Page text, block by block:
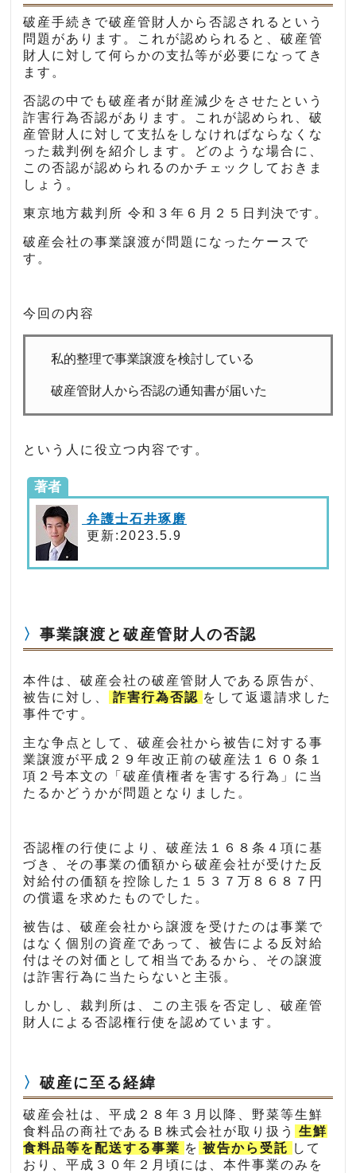
破産手続きで破産管財人から否認されるという
問題があります。これが認められると、破産管
財人に対して何らかの支払等が必要になってき
ます。
否認の中でも破産者が財産減少をさせたという
詐害行為否認があります。これが認められ、破
産管財人に対して支払をしなければならなくな
った裁判例を紹介します。どのような場合に、
この否認が認められるのかチェックしておきま
しょう。
東京地方裁判所 令和３年６月２５日判決です。
破産会社の事業譲渡が問題になったケースで
す。
今回の内容
私的整理で事業譲渡を検討している
破産管財人から否認の通知書が届いた
という人に役立つ内容です。
著者
弁護士石井琢磨
更新:2023.5.9
事業譲渡と破産管財人の否認
本件は、破産会社の破産管財人である原告が、
被告に対し、
詐害行為否認 をして返還請求した
事件です。
主な争点として、破産会社から被告に対する事
業譲渡が平成２９年改正前の破産法１６０条１
項２号本文の「破産債権者を害する行為」に当
たるかどうかが問題となりました。
否認権の行使により、破産法１６８条４項に基
づき、その事業の価額から破産会社が受けた反
対給付の価額を控除した１５３７万８６８７円
の償還を求めたものでした。
被告は、破産会社から譲渡を受けたのは事業で
はなく個別の資産であって、被告による反対給
付はその対価として相当であるから、その譲渡
は詐害行為に当たらないと主張。
しかし、裁判所は、この主張を否定し、破産管
財人による否認権行使を認めています。
破産に至る経緯
破産会社は、平成２８年３月以降、野菜等生鮮
食料品の商社であるＢ株式会社が取り扱う
生鮮
食料品等を配送する事業 を 被告から受託 して
おり、平成３０年２月頃には、本件事業のみを